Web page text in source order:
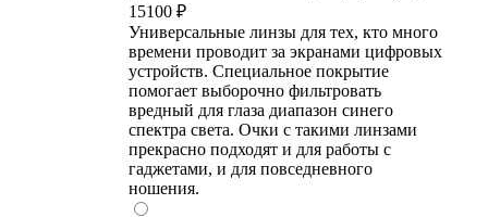
15100 ₽
Универсальные линзы для тех, кто много
времени проводит за экранами цифровых
устройств. Специальное покрытие
помогает выборочно фильтровать
вредный для глаза диапазон синего
спектра света. Очки с такими линзами
прекрасно подходят и для работы с
гаджетами, и для повседневного
ношения.